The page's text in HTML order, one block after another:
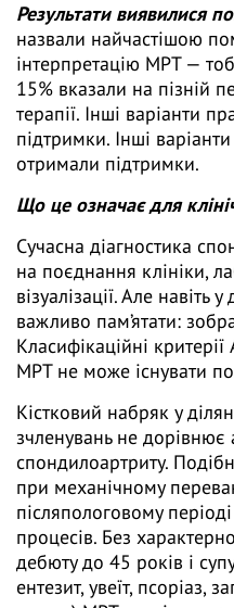
Результати виявилися
назвали найчастішою
інтерпретацію МРТ —
15% вказали на пізній
терапії. Інші варіанти
підтримки. Інші
отримали підтримки.
Що це означає для
Сучасна діагностика
на поєднання клініки,
візуалізації. Але
важливо пам’ятати:
Класифікаційні
МРТ не може існувати
Кістковий набряк у
зчленувань не дорівнює
спондилоартриту.
при механічному
післяпологовому
процесів. Без
дебюту до 45 років і
ентезит, увеїт, псоріаз,